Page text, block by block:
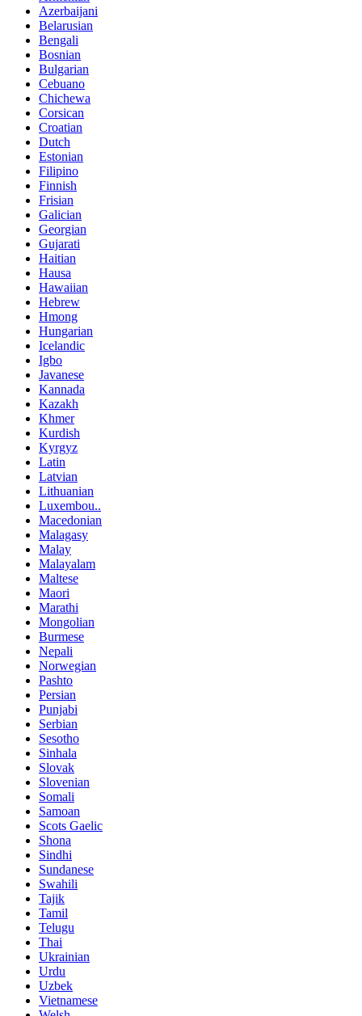
Azerbaijani
Belarusian
Bengali
Bosnian
Bulgarian
Cebuano
Chichewa
Corsican
Croatian
Dutch
Estonian
Filipino
Finnish
Frisian
Galician
Georgian
Gujarati
Haitian
Hausa
Hawaiian
Hebrew
Hmong
Hungarian
Icelandic
Igbo
Javanese
Kannada
Kazakh
Khmer
Kurdish
Kyrgyz
Latin
Latvian
Lithuanian
Luxembou..
Macedonian
Malagasy
Malay
Malayalam
Maltese
Maori
Marathi
Mongolian
Burmese
Nepali
Norwegian
Pashto
Persian
Punjabi
Serbian
Sesotho
Sinhala
Slovak
Slovenian
Somali
Samoan
Scots Gaelic
Shona
Sindhi
Sundanese
Swahili
Tajik
Tamil
Telugu
Thai
Ukrainian
Urdu
Uzbek
Vietnamese